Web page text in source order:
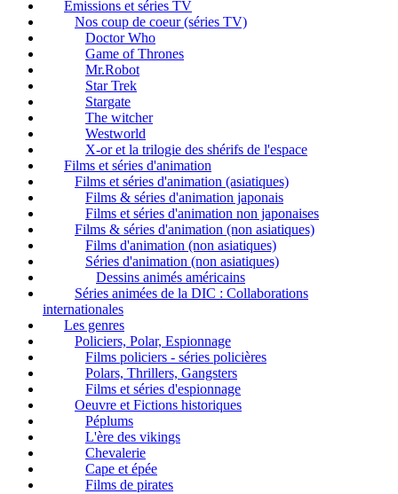
Emissions et séries TV
Nos coup de coeur (séries TV)
Doctor Who
Game of Thrones
Mr.Robot
Star Trek
Stargate
The witcher
Westworld
X-or et la trilogie des shérifs de l'espace
Films et séries d'animation
Films et séries d'animation (asiatiques)
Films & séries d'animation japonais
Films et séries d'animation non japonaises
Films & séries d'animation (non asiatiques)
Films d'animation (non asiatiques)
Séries d'animation (non asiatiques)
Dessins animés américains
Séries animées de la DIC : Collaborations
internationales
Les genres
Policiers, Polar, Espionnage
Films policiers - séries policières
Polars, Thrillers, Gangsters
Films et séries d'espionnage
Oeuvre et Fictions historiques
Péplums
L'ère des vikings
Chevalerie
Cape et épée
Films de pirates